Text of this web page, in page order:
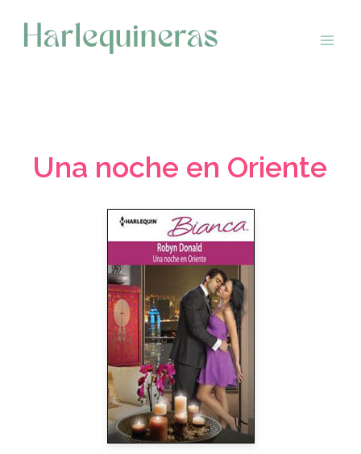
contenido
Una noche en Oriente